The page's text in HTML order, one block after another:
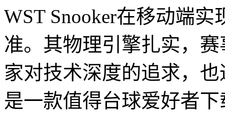
WST Snooker在移动端
准。其物理引擎扎实，
家对技术深度的追求，
是一款值得台球爱好者